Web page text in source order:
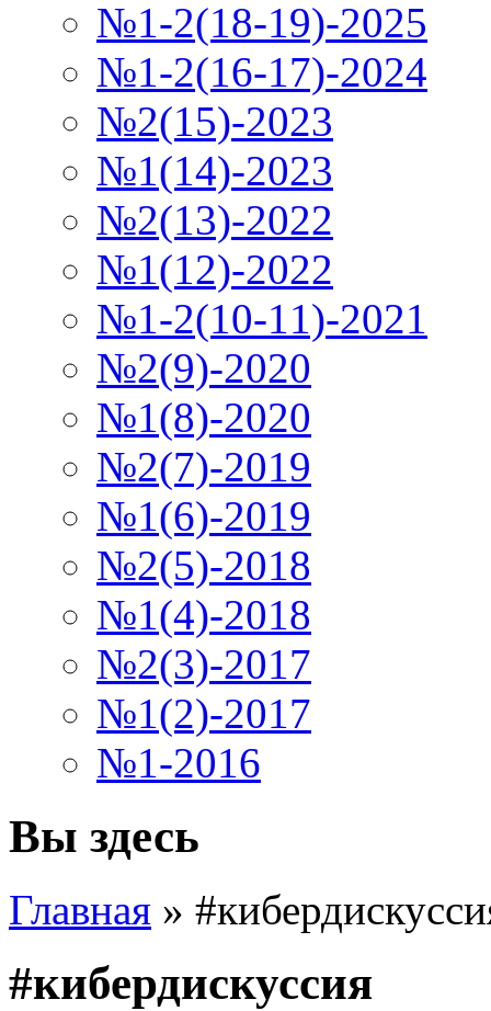
№1-2(18-19)-2025
№1-2(16-17)-2024
№2(15)-2023
№1(14)-2023
№2(13)-2022
№1(12)-2022
№1-2(10-11)-2021
№2(9)-2020
№1(8)-2020
№2(7)-2019
№1(6)-2019
№2(5)-2018
№1(4)-2018
№2(3)-2017
№1(2)-2017
№1-2016
Вы здесь
Главная »
#кибердискуссия